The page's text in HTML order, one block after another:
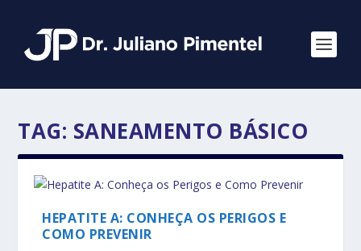
TAG: SANEAMENTO BÁSICO
HEPATITE A: CONHEÇA OS PERIGOS E
COMO PREVENIR